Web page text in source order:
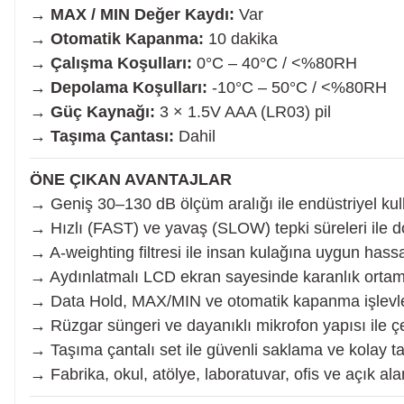
Planya
Taş Motoru
Torna Makinesi
Kanal Açma Makinesi
Üfleme Makinesi
Sac & Sünger Kesme
Matkap & Matkap Ucu
→ MAX / MIN Değer Kaydı: Var
→ Otomatik Kapanma: 10 dakika
→ Çalışma Koşulları: 0°C – 40°C / <%80RH
→ Depolama Koşulları: -10°C – 50°C / <%80RH
→ Güç Kaynağı: 3 × 1.5V AAA (LR03) pil
→ Taşıma Çantası: Dahil
ÖNE ÇIKAN AVANTAJLAR
→ Geniş 30–130 dB ölçüm aralığı ile endüstriyel
→ Hızlı (FAST) ve yavaş (SLOW) tepki süreleri ile
→ A-weighting filtresi ile insan kulağına uygun
→ Aydınlatmalı LCD ekran sayesinde karanlık
→ Data Hold, MAX/MIN ve otomatik kapanma
→ Rüzgar süngeri ve dayanıklı mikrofon yapısı ile
→ Taşıma çantalı set ile güvenli saklama ve kolay
→ Fabrika, okul, atölye, laboratuvar, ofis ve açık